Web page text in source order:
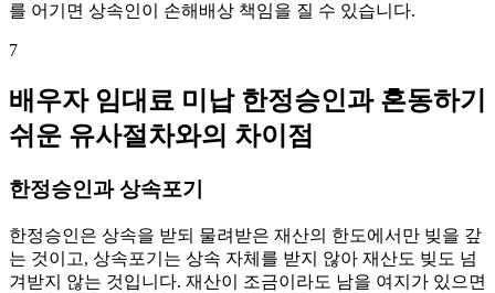
를 어기면 상속인이 손해배상 책임을 질 수 있습니다.
7
배우자 임대료 미납 한정승인과 혼동하기
쉬운 유사절차와의 차이점
한정승인과 상속포기
한정승인은 상속을 받되 물려받은 재산의 한도에서만 빚을 갚
는 것이고, 상속포기는 상속 자체를 받지 않아 재산도 빚도 넘
겨받지 않는 것입니다. 재산이 조금이라도 남을 여지가 있으면